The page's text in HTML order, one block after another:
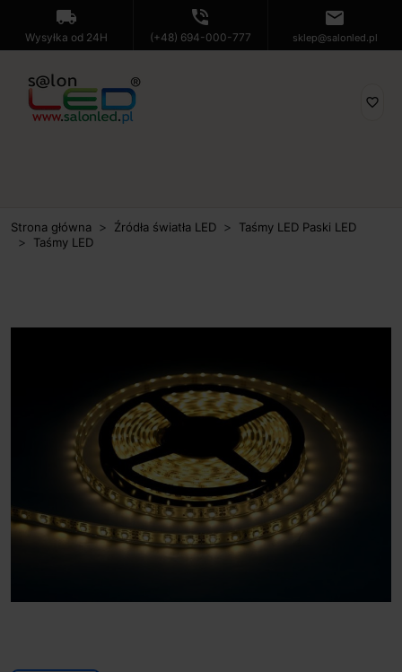
local_shipping
Wysyłka od 24H
phone_in_talk
(+48) 694-000-777
mail
sklep@salonled.pl
favorite_border
Strona główna Źródła światła LED
Taśmy LED Paski LED
Taśmy LED